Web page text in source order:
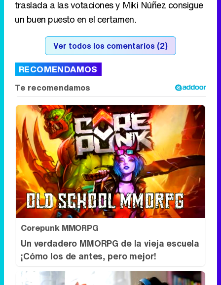
traslada a las votaciones y Miki Núñez consigue
un buen puesto en el certamen.
Ver todos los comentarios (2)
RECOMENDAMOS
Corepunk MMORPG
Un verdadero MMORPG de la vieja escuela
¡Cómo los de antes, pero mejor!